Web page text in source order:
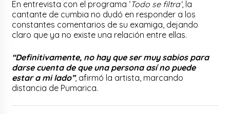
En entrevista con el programa ‘Todo se filtra’, la
cantante de cumbia no dudó en responder a los
constantes comentarios de su examiga, dejando
claro que ya no existe una relación entre ellas.
“Definitivamente, no hay que ser muy sabios para
darse cuenta de que una persona así no puede
estar a mi lado”, afirmó la artista, marcando
distancia de Pumarica.